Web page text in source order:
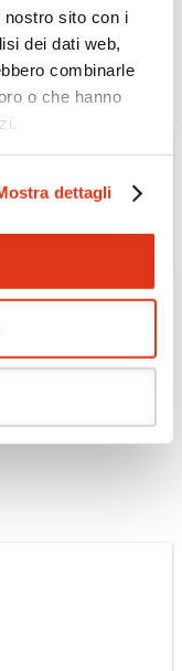
sito con i
dei dati web,
combinarle
o che hanno
dettagli